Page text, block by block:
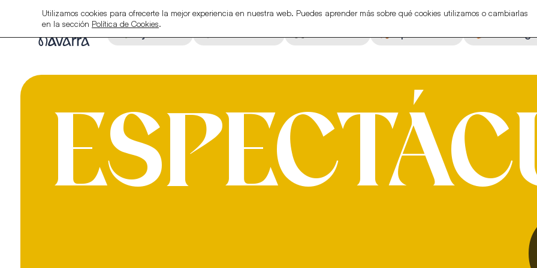
Eventos
Utilizamos cookies para ofrecerte la mejor experiencia en nuestra web. Puedes aprender más sobre qué cookies utilizamos o cambiarlas
en la sección Política de Cookies.